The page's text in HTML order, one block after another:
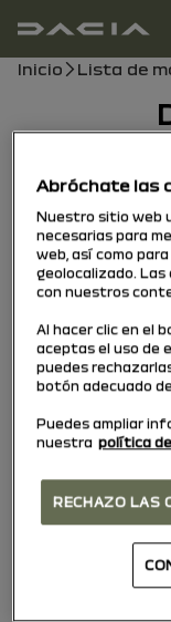
Manual de usuario
Ruta de
Inicio Lista de
Explorar
Su
Bienvenido a
Conozca su
Abróchate las
Nuestro sitio web
necesarias para
web, así como
geolocalizado.
con nuestros
Al hacer clic en el
aceptas el uso de
puedes
botón adecuado
Puedes ampliar
nuestra política
RECHAZO LAS